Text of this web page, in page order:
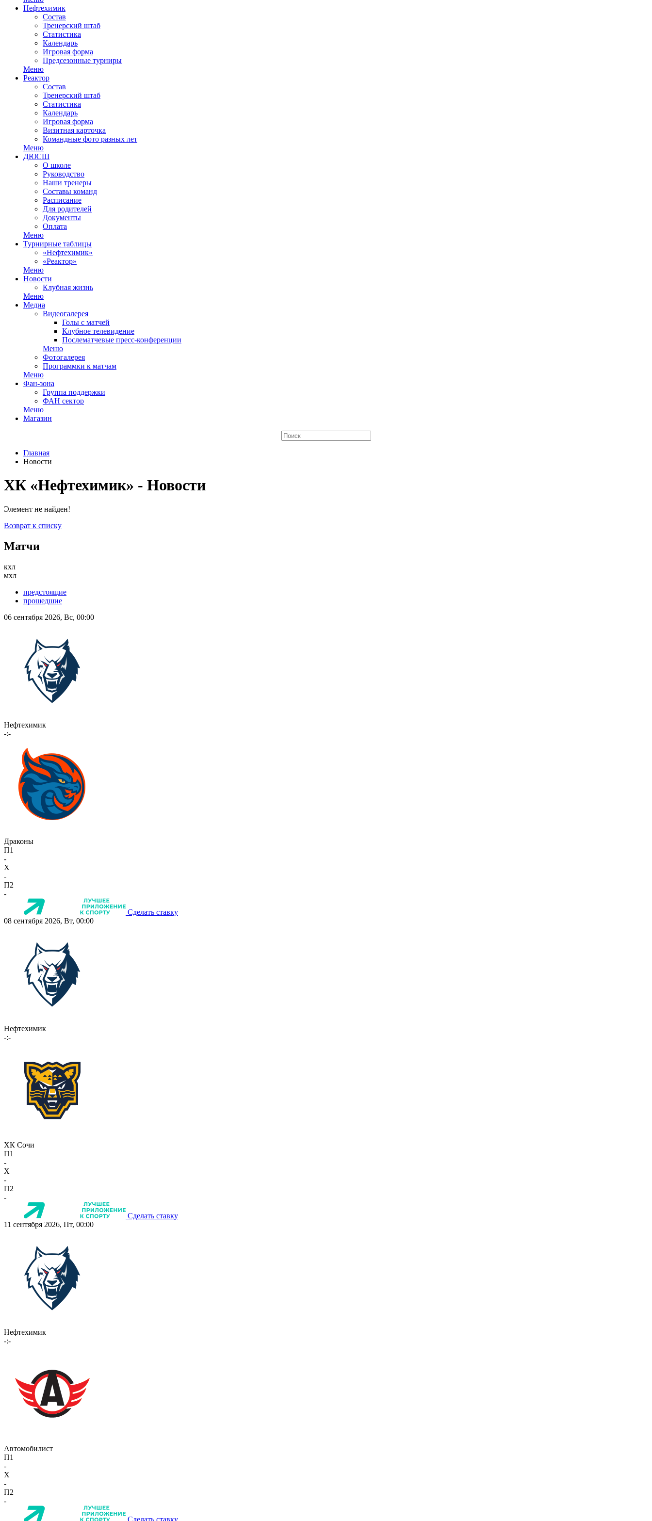
Нефтехимик
Состав
Тренерский штаб
Статистика
Календарь
Игровая форма
Предсезонные турниры
Меню
Реактор
Состав
Тренерский штаб
Статистика
Календарь
Игровая форма
Визитная карточка
Командные фото разных лет
Меню
ДЮСШ
О школе
Руководство
Наши тренеры
Составы команд
Расписание
Для родителей
Документы
Оплата
Меню
Турнирные таблицы
«Нефтехимик»
«Реактор»
Меню
Новости
Клубная жизнь
Меню
Медиа
Видеогалерея
Голы с матчей
Клубное телевидение
Послематчевые пресс-конференции
Меню
Фотогалерея
Программки к матчам
Меню
Фан-зона
Группа поддержки
ФАН сектор
Меню
Магазин
Главная
Новости
ХК «Нефтехимик» - Новости
Элемент не найден!
Возврат к списку
Матчи
кхл
мхл
предстоящие
прошедшие
06 сентября 2026, Вс, 00:00
Нефтехимик
-:-
Драконы
П1
-
X
-
П2
-
Сделать ставку
08 сентября 2026, Вт, 00:00
Нефтехимик
-:-
ХК Сочи
П1
-
X
-
П2
-
Сделать ставку
11 сентября 2026, Пт, 00:00
Нефтехимик
-:-
Автомобилист
П1
-
X
-
П2
-
Сделать ставку